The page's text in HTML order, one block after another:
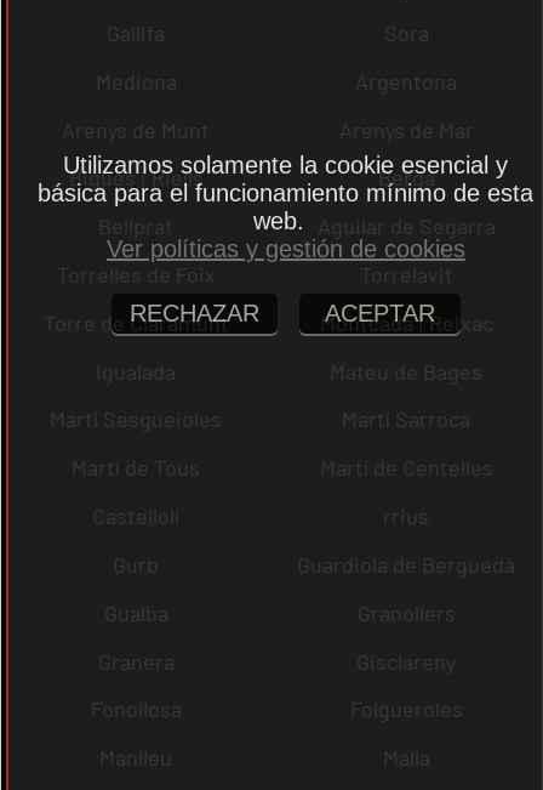
Gallifa
Sora
Mediona
Argentona
Arenys de Munt
Arenys de Mar
Bigues i Riells
Berga
Bellprat
Aguilar de Segarra
Torrelles de Foix
Torrelavit
Torre de Claramunt
Montcada i Reixac
Igualada
Mateu de Bages
Martí Sesgueioles
Martí Sarroca
Martí de Tous
Martí de Centelles
Castellolí
rrius
Gurb
Guardiola de Berguedà
Gualba
Granollers
Granera
Gisclareny
Fonollosa
Folgueroles
Manlleu
Malla
Utilizamos solamente la cookie esencial y
básica para el funcionamiento mínimo de esta
web.
Ver políticas y gestión de cookies
RECHAZAR ACEPTAR